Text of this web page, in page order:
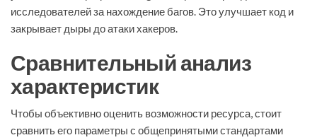
исследователей за нахождение багов. Это улучшает код и
закрывает дыры до атаки хакеров.
Сравнительный анализ
характеристик
Чтобы объективно оценить возможности ресурса, стоит
сравнить его параметры с общепринятыми стандартами